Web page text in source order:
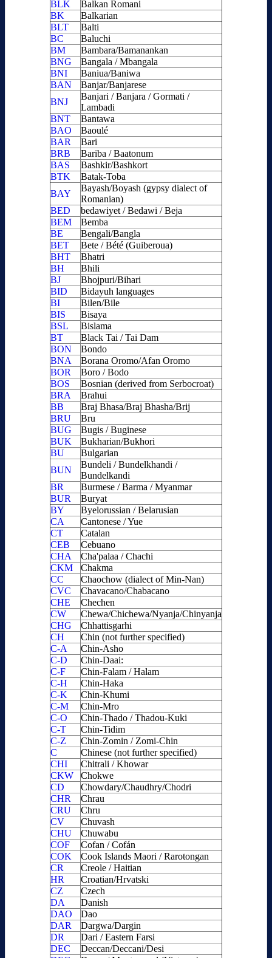
BLK
Balkan Romani
BK
Balkarian
BLT
Balti
BC
Baluchi
BM
Bambara/Bamanankan
BNG
Bangala / Mbangala
BNI
Baniua/Baniwa
BAN
Banjar/Banjarese
BNJ
Banjari / Banjara / Gormati /
Lambadi
BNT
Bantawa
BAO
Baoulé
BAR
Bari
BRB
Bariba / Baatonum
BAS
Bashkir/Bashkort
BTK
Batak-Toba
BAY
Bayash/Boyash (gypsy dialect of
Romanian)
BED
bedawiyet / Bedawi / Beja
BEM
Bemba
BE
Bengali/Bangla
BET
Bete / Bété (Guiberoua)
BHT
Bhatri
BH
Bhili
BJ
Bhojpuri/Bihari
BID
Bidayuh languages
BI
Bilen/Bile
BIS
Bisaya
BSL
Bislama
BT
Black Tai / Tai Dam
BON
Bondo
BNA
Borana Oromo/Afan Oromo
BOR
Boro / Bodo
BOS
Bosnian (derived from Serbocroat)
BRA
Brahui
BB
Braj Bhasa/Braj Bhasha/Brij
BRU
Bru
BUG
Bugis / Buginese
BUK
Bukharian/Bukhori
BU
Bulgarian
BUN
Bundeli / Bundelkhandi /
Bundelkandi
BR
Burmese / Barma / Myanmar
BUR
Buryat
BY
Byelorussian / Belarusian
CA
Cantonese / Yue
CT
Catalan
CEB
Cebuano
CHA
Cha'palaa / Chachi
CKM
Chakma
CC
Chaochow (dialect of Min-Nan)
CVC
Chavacano/Chabacano
CHE
Chechen
CW
Chewa/Chichewa/Nyanja/Chinyanja
CHG
Chhattisgarhi
CH
Chin (not further specified)
C-A
Chin-Asho
C-D
Chin-Daai:
C-F
Chin-Falam / Halam
C-H
Chin-Haka
C-K
Chin-Khumi
C-M
Chin-Mro
C-O
Chin-Thado / Thadou-Kuki
C-T
Chin-Tidim
C-Z
Chin-Zomin / Zomi-Chin
C
Chinese (not further specified)
CHI
Chitrali / Khowar
CKW
Chokwe
CD
Chowdary/Chaudhry/Chodri
CHR
Chrau
CRU
Chru
CV
Chuvash
CHU
Chuwabu
COF
Cofan / Cofán
COK
Cook Islands Maori / Rarotongan
CR
Creole / Haitian
HR
Croatian/Hrvatski
CZ
Czech
DA
Danish
DAO
Dao
DAR
Dargwa/Dargin
DR
Dari / Eastern Farsi
DEC
Deccan/Deccani/Desi